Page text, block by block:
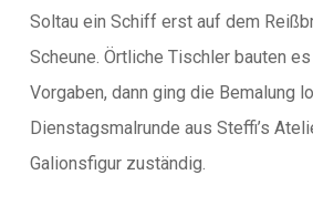
Soltau ein Schiff erst auf dem
Scheune. Örtliche Tischler bauten
Vorgaben, dann ging die Bemalung
Dienstagsmalrunde aus Steffi’s
Galionsfigur zuständig.